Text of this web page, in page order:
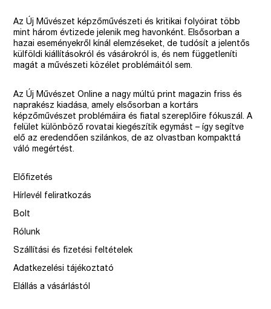
Az Új Művészet képzőművészeti és kritikai folyóirat több
mint három évtizede jelenik meg havonként. Elsősorban a
hazai eseményekről kínál elemzéseket, de tudósít a jelentős
külföldi kiállításokról és vásárokról is, és nem függetleníti
magát a művészeti közélet problémáitól sem.
Az Új Művészet Online a nagy múltú print magazin friss és
naprakész kiadása, amely elsősorban a kortárs
képzőművészet problémáira és fiatal szereplőire fókuszál. A
felület különböző rovatai kiegészítik egymást – így segítve
elő az eredendően szilánkos, de az olvastban kompakttá
váló megértést.
Előfizetés
Hírlevél feliratkozás
Bolt
Rólunk
Szállítási és fizetési feltételek
Adatkezelési tájékoztató
Elállás a vásárlástól